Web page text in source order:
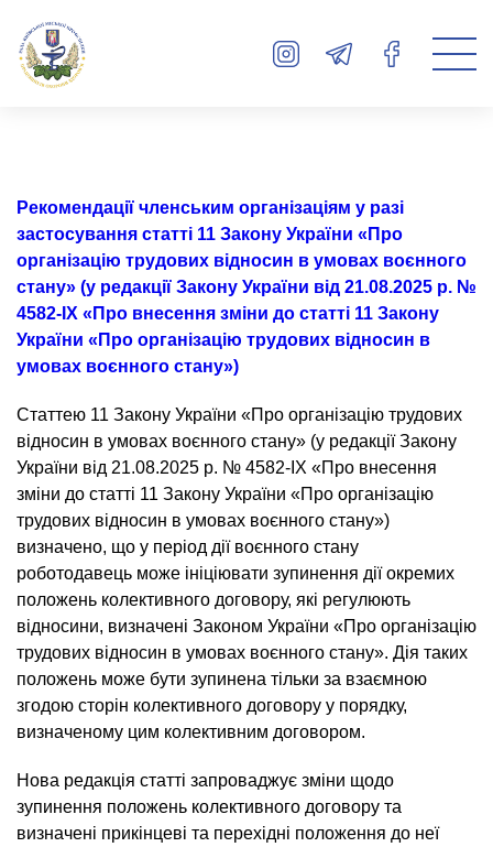
Рекомендації членським організаціям у разі
застосування статті 11 Закону України «Про
організацію трудових відносин в умовах воєнного
стану» (у редакції Закону України від 21.08.2025 р. №
4582-IX «Про внесення зміни до статті 11 Закону
України «Про організацію трудових відносин в
умовах воєнного стану»)
Статтею 11 Закону України «Про організацію трудових
відносин в умовах воєнного стану» (у редакції Закону
України від 21.08.2025 р. № 4582-IX «Про внесення
зміни до статті 11 Закону України «Про організацію
трудових відносин в умовах воєнного стану»)
визначено, що у період дії воєнного стану
роботодавець може ініціювати зупинення дії окремих
положень колективного договору, які регулюють
відносини, визначені Законом України «Про організацію
трудових відносин в умовах воєнного стану». Дія таких
положень може бути зупинена тільки за взаємною
згодою сторін колективного договору у порядку,
визначеному цим колективним договором.
Нова редакція статті запроваджує зміни щодо
зупинення положень колективного договору та
визначені прикінцеві та перехідні положення до неї